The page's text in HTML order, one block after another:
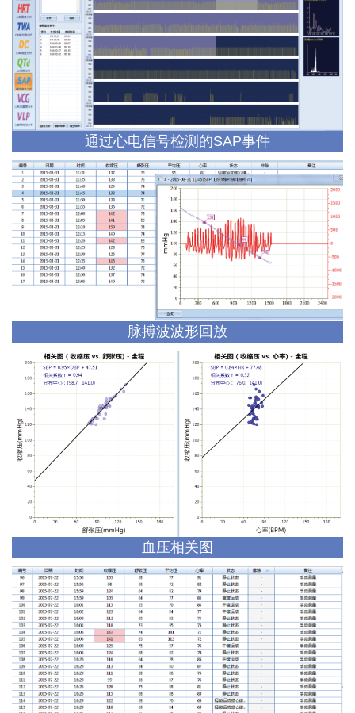
通过心电信号检测的SAP事件
脉搏波波形回放
血压相关图